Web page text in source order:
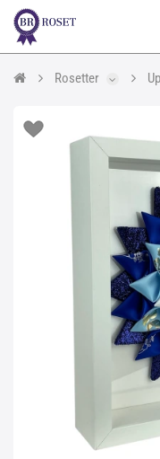
Rosetter